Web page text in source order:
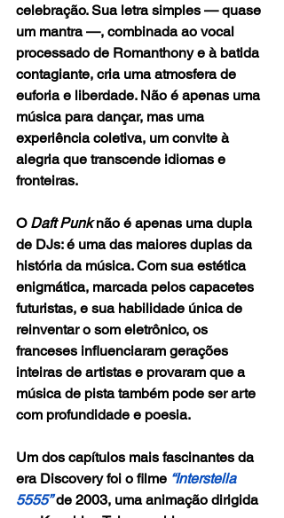
celebração. Sua letra simples — quase
um mantra —, combinada ao vocal
processado de Romanthony e à batida
contagiante, cria uma atmosfera de
euforia e liberdade. Não é apenas uma
música para dançar, mas uma
experiência coletiva, um convite à
alegria que transcende idiomas e
fronteiras.
O Daft Punk não é apenas uma dupla
de DJs: é uma das maiores duplas da
história da música. Com sua estética
enigmática, marcada pelos capacetes
futuristas, e sua habilidade única de
reinventar o som eletrônico, os
franceses influenciaram gerações
inteiras de artistas e provaram que a
música de pista também pode ser arte
com profundidade e poesia.
Um dos capítulos mais fascinantes da
era Discovery foi o filme “Interstella
5555” de 2003, uma animação dirigida